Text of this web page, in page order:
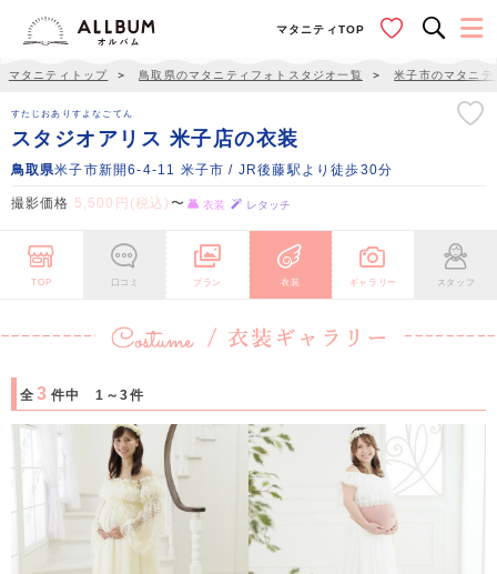
マタニティTOP
マタニティトップ ＞ 鳥取県のマタニティフォトスタジオ一覧 ＞ 米子市のマタニ
すたじおありすよなごてん
スタジオアリス 米子店の衣装
鳥取県米子市新開6-4-11 米子市 / JR後藤駅より徒歩30分
撮影価格 5,500円(税込) 〜 衣装 レタッチ
TOP 口コミ プラン 衣装 ギャラリー スタッフ
全 3 件中 1～3件